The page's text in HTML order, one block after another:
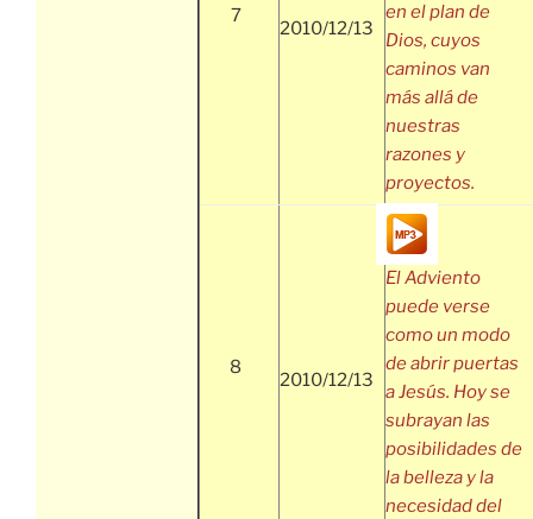
7
2010/12/13
en el plan de
Dios, cuyos
caminos van
más allá de
nuestras
razones y
proyectos.
8
2010/12/13
El Adviento
puede verse
como un modo
de abrir puertas
a Jesús. Hoy se
subrayan las
posibilidades de
la belleza y la
necesidad del